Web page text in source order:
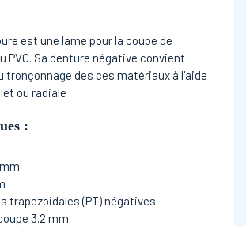
est une lame pour la coupe de
PVC. Sa denture négative convient
des ces matériaux à l'aide
ou radiale
:
trapezoidales (PT) négatives
3.2 mm